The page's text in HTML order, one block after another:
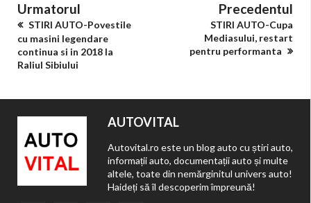
Urmatorul
STIRI AUTO-Povestile
cu masini legendare
continua si in 2018 la
Raliul Sibiului
Precedentul
STIRI AUTO-Cupa
Mediasului, restart
pentru performanta
AUTOVITAL
Autovital.ro este un blog auto cu știri auto,
informații auto, documentații auto și multe
altele, toate din nemărginitul univers auto!
Haideți să îl descoperim împreună!